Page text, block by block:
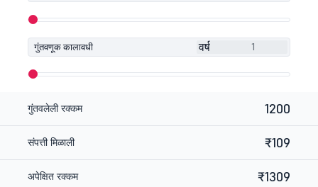
गुंतवणूक कालावधी वर्ष
गुंतवलेली रक्कम 1200
संपत्ती मिळाली ₹109
अपेक्षित रक्कम ₹1309